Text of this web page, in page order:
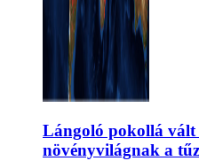
Lángoló pokollá
növényvilágnak a